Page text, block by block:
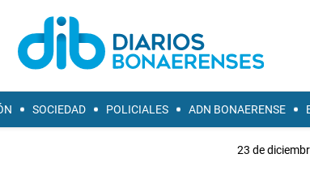
SOCIEDAD POLICIALES ADN BONAERENSE
23 de